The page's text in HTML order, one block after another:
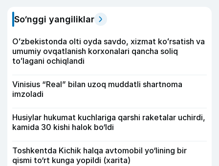
So‘nggi yangiliklar
Oʻzbekistonda olti oyda savdo, xizmat koʻrsatish va
umumiy ovqatlanish korxonalari qancha soliq
toʻlagani ochiqlandi
Vinisius “Real” bilan uzoq muddatli shartnoma
imzoladi
Husiylar hukumat kuchlariga qarshi raketalar uchirdi,
kamida 30 kishi halok bo‘ldi
Toshkentda Kichik halqa avtomobil yo‘lining bir
qismi to‘rt kunga yopildi (xarita)